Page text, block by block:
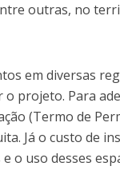
outras, no
em diversas
projeto. Para
(Termo de
Já o custo de
o uso desses